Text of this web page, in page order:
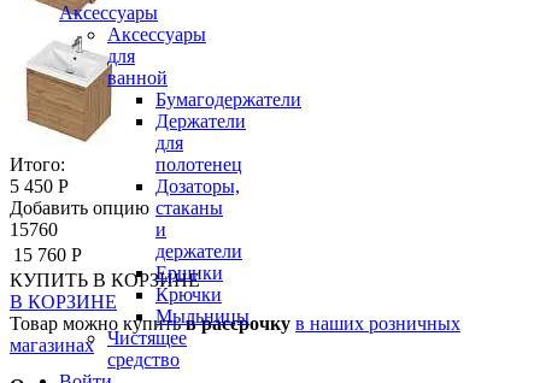
Аксессуары
Аксессуары
для
ванной
Бумагодержатели
Держатели
для
полотенец
Дозаторы,
стаканы
и
держатели
Ершики
Крючки
Мыльницы
Чистящее
средство
Итого:
5 450 Р
Добавить опцию
15760
15 760 Р
КУПИТЬ В КОРЗИНЕ
В КОРЗИНЕ
Товар можно купитьв рассрочку в наших розничных
магазинах